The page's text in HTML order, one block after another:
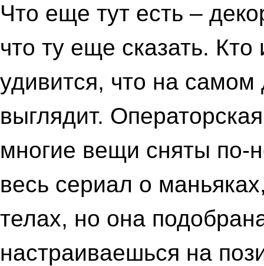
Что еще тут есть –
что ту еще сказать.
удивится, что на
выглядит.
многие вещи сняты по-
весь сериал о
телах, но она
настраиваешься на